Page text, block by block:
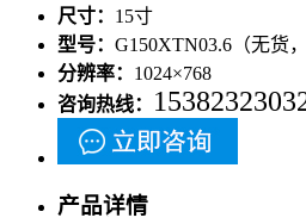
尺寸： 15寸
型号： G150XTN03.6（无货
分辨率： 1024×768
咨询热线：
产品详情